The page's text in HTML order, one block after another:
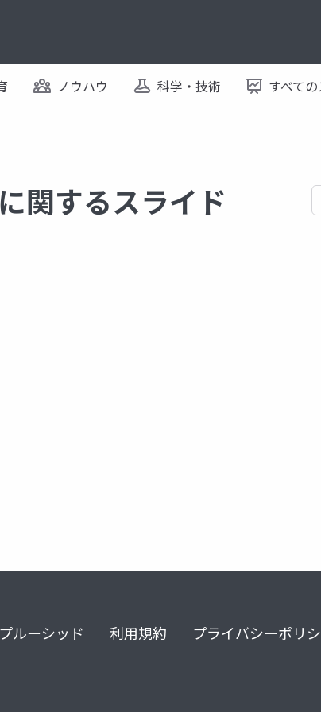
ノウハウ 科学・技術 すべて
関するスライド
ルーシッド 利用規約 プライバシーポリ